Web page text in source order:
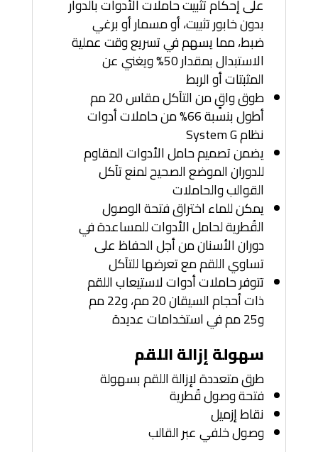
على إحكام تثبيت حاملات الأدوات بالدوار
بدون خابور تثبيت، أو مسمار أو برغي
ضبط، مما يسهم في تسريع وقت عملية
الاستبدال بمقدار 50% ويغني عن
المثبتات أو الربط
طوق واقٍ من التآكل مقاس 20 مم
أطول بنسبة 66% من حاملات أدوات
نظام System G
يضمن تصميم حامل الأدوات المقاوم
للدوران الموضع الصحيح لمنع تآكل
القوالب والحاملات
يمكن للماء اختراق فتحة الوصول
القُطرية لحامل الأدوات للمساعدة في
دوران الأسنان من أجل الحفاظ على
تساوي اللقم مع تعرضها للتآكل
تتوفر حاملات أدوات لاستيعاب اللقم
ذات أحجام السيقان 20 مم، و22 مم
و25 مم في استخدامات عديدة
سهولة إزالة اللقم
طرق متعددة لإزالة اللقم بسهولة
فتحة وصول قُطرية
نقاط إزميل
وصول خلفي عبر القالب